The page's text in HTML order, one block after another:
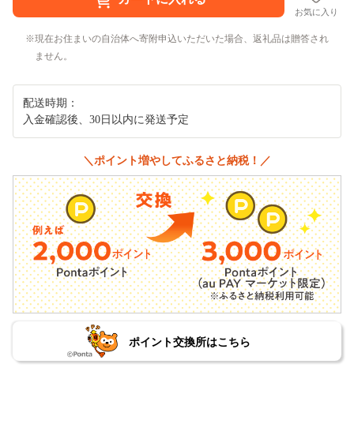
お気に入り
現在お住まいの自治体へ寄附申込いただいた場合、返礼品は贈答され
ません。
配送時期：
入金確認後、30日以内に発送予定
＼ポイント増やしてふるさと納税！／
ポイント交換所はこちら